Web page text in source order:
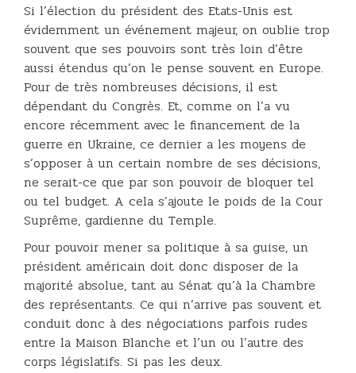
Si l’élection du président des Etats-Unis est
évidemment un événement majeur, on oublie trop
souvent que ses pouvoirs sont très loin d’être
aussi étendus qu’on le pense souvent en Europe.
Pour de très nombreuses décisions, il est
dépendant du Congrès. Et, comme on l’a vu
encore récemment avec le financement de la
guerre en Ukraine, ce dernier a les moyens de
s’opposer à un certain nombre de ses décisions,
ne serait-ce que par son pouvoir de bloquer tel
ou tel budget. A cela s’ajoute le poids de la Cour
Suprême, gardienne du Temple.
Pour pouvoir mener sa politique à sa guise, un
président américain doit donc disposer de la
majorité absolue, tant au Sénat qu’à la Chambre
des représentants. Ce qui n’arrive pas souvent et
conduit donc à des négociations parfois rudes
entre la Maison Blanche et l’un ou l’autre des
corps législatifs. Si pas les deux.